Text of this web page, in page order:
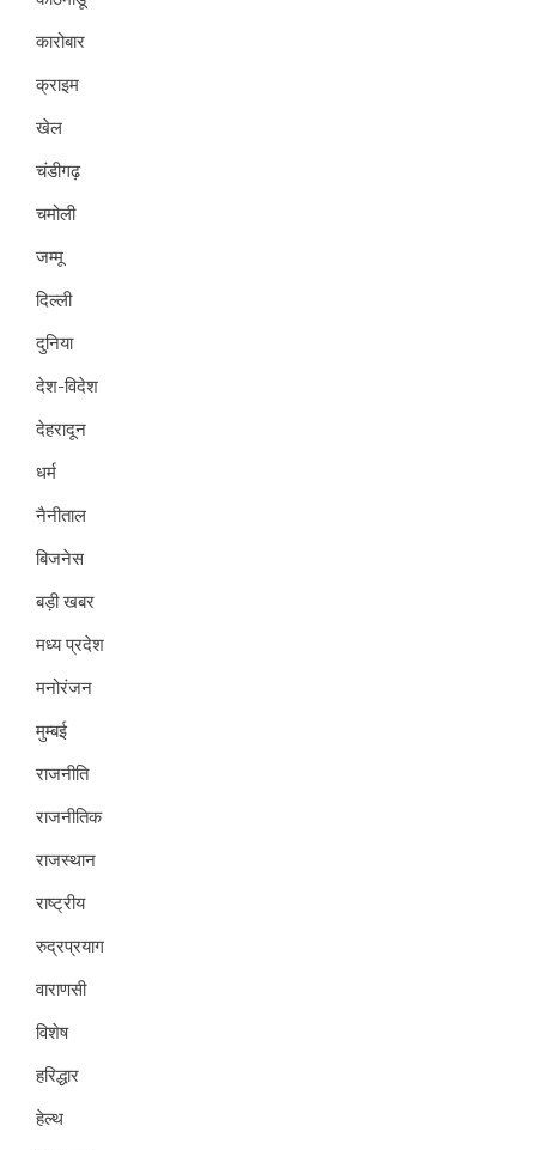
कारोबार
क्राइम
खेल
चंडीगढ़
चमोली
जम्मू
दिल्ली
दुनिया
देश-विदेश
देहरादून
धर्म
नैनीताल
बिजनेस
बड़ी खबर
मध्य प्रदेश
मनोरंजन
मुम्बई
राजनीति
राजनीतिक
राजस्थान
राष्ट्रीय
रुद्रप्रयाग
वाराणसी
विशेष
हरिद्धार
हेल्थ